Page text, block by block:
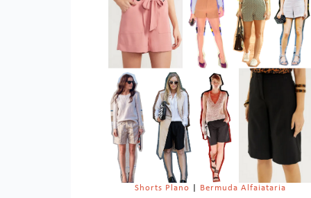
Shorts Plano Bermuda Alfaiataria